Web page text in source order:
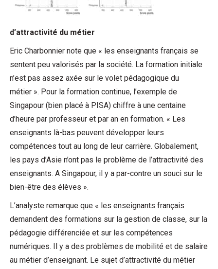
d’attractivité du métier
Eric Charbonnier note que « les enseignants français se
sentent peu valorisés par la société. La formation initiale
n’est pas assez axée sur le volet pédagogique du
métier ». Pour la formation continue, l’exemple de
Singapour (bien placé à PISA) chiffre à une centaine
d’heure par professeur et par an en formation. « Les
enseignants là-bas peuvent développer leurs
compétences tout au long de leur carrière. Globalement,
les pays d’Asie n’ont pas le problème de l’attractivité des
enseignants. A Singapour, il y a par-contre un souci sur le
bien-être des élèves ».
L’analyste remarque que « les enseignants français
demandent des formations sur la gestion de classe, sur la
pédagogie différenciée et sur les compétences
numériques. Il y a des problèmes de mobilité et de salaire
au métier d’enseignant. Le sujet d’attractivité du métier